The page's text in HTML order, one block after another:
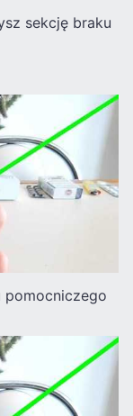
sekcję braku
pomocniczego